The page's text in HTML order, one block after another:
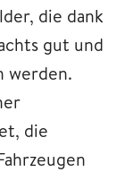
die dank
gut und
werden.
die